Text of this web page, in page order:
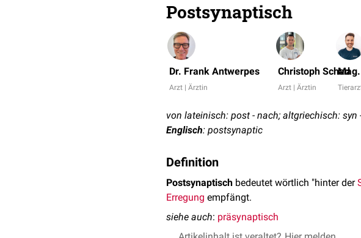
Postsynaptisch
Dr. Frank Antwerpes
Arzt | Ärztin
Christoph Schad
Arzt | Ärztin
von lateinisch: post - nach; altgriechisch:
Englisch: postsynaptic
Definition
Postsynaptisch bedeutet wörtlich "hinter der
Erregung empfängt.
siehe auch: präsynaptisch